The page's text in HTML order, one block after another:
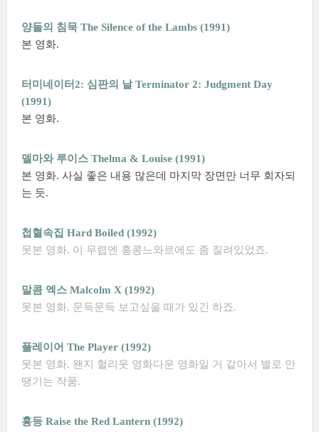
양들의 침묵 The Silence of the Lambs (1991)
본 영화.
터미네이터2: 심판의 날 Terminator 2: Judgment Day
(1991)
본 영화.
델마와 루이스 Thelma & Louise (1991)
본 영화. 사실 좋은 내용 많은데 마지막 장면만 너무 회자되
는 듯.
첩혈속집 Hard Boiled (1992)
못본 영화. 이 무렵엔 홍콩느와르에도 좀 질려있었죠.
말콤 엑스 Malcolm X (1992)
못본 영화. 문득문득 보고싶을 때가 있긴 하죠.
플레이어 The Player (1992)
못본 영화. 왠지 헐리웃 영화다운 영화일 거 같아서 별로 안
땡기는 작품.
홍등 Raise the Red Lantern (1992)